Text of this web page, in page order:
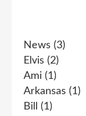
News (3)
Elvis (2)
Ami (1)
Arkansas (1)
Bill
(1)